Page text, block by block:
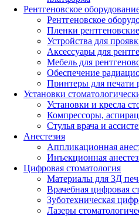
Рентгеновское
Рентгеновское
Пленки рентгеновские
Устройства для
Аксессуары для
Мебель для
Обеспечение
Принтеры для печати
Установки
Установки и кресла
Компрессоры,
Стулья врача и
Анестезия
Аппликационная
Инъекционная
Цифровая стоматология
Материалы для 3Д
Врачебная цифровая
Зуботехническая
Лазеры